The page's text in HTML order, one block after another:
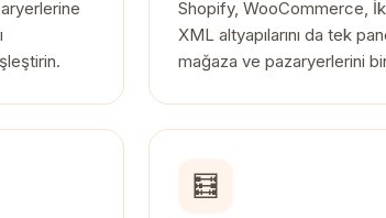
Shopify, WooCommerce,
XML altyapılarını da tek
mağaza ve pazaryerlerini
🧮